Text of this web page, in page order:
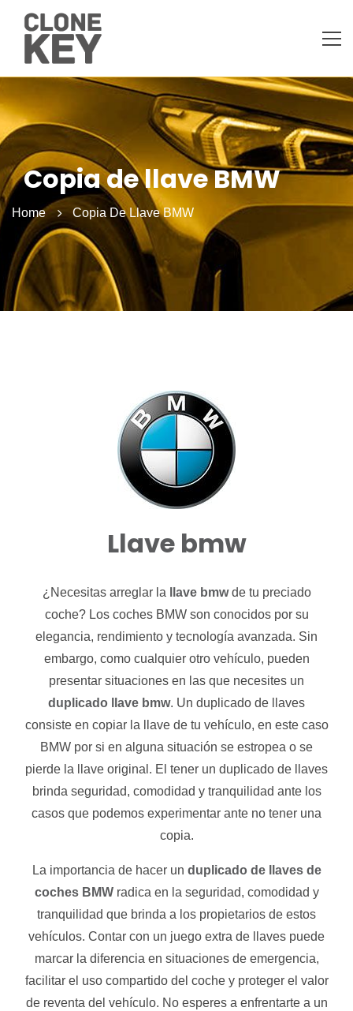
Copia de llave BMW
Home Copia De Llave BMW
Llave bmw
¿Necesitas arreglar la llave bmwde tu preciado
coche? Los coches BMW son conocidos por su
elegancia, rendimiento y tecnología avanzada. Sin
embargo, como cualquier otro vehículo, pueden
presentar situaciones en las que necesites un
duplicado llave bmw. Un duplicado de llaves
consiste en copiar la llave de tu vehículo, en este caso
BMW por si en alguna situación se estropea o se
pierde la llave original. El tener un duplicado de llaves
brinda seguridad, comodidad y tranquilidad ante los
casos que podemos experimentar ante no tener una
copia.
La importancia de hacer un duplicado de llaves de
coches BMWradica en la seguridad, comodidad y
tranquilidad que brinda a los propietarios de estos
vehículos. Contar con un juego extra de llaves puede
marcar la diferencia en situaciones de emergencia,
facilitar el uso compartido del coche y proteger el valor
de reventa del vehículo. No esperes a enfrentarte a un